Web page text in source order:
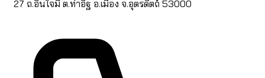
27 ถ.อินใจมี ต.ท่าอิฐ อ.เมือง จ.อุตรดิตถ์ 53000